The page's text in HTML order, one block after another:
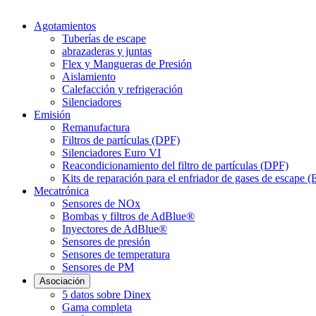
Agotamientos
Tuberías de escape
abrazaderas y juntas
Flex y Mangueras de Presión
Aislamiento
Calefacción y refrigeración
Silenciadores
Emisión
Remanufactura
Filtros de partículas (DPF)
Silenciadores Euro VI
Reacondicionamiento del filtro de partículas (DPF)
Kits de reparación para el enfriador de gases de escape
Mecatrónica
Sensores de NOx
Bombas y filtros de AdBlue®
Inyectores de AdBlue®
Sensores de presión
Sensores de temperatura
Sensores de PM
Asociación
5 datos sobre Dinex
Gama completa